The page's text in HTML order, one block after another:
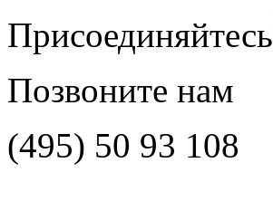
Присоединяйтесь
Позвоните нам
(495) 50 93 108